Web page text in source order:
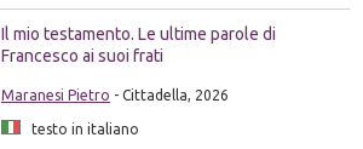
Il mio testamento. Le ultime parole di
Francesco ai suoi frati
Maranesi Pietro - Cittadella, 2026
testo in italiano